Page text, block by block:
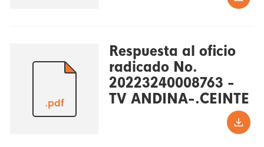
.pdf
Respuesta al oficio
radicado No.
20223240008763 -
TV ANDINA-.CEINTE